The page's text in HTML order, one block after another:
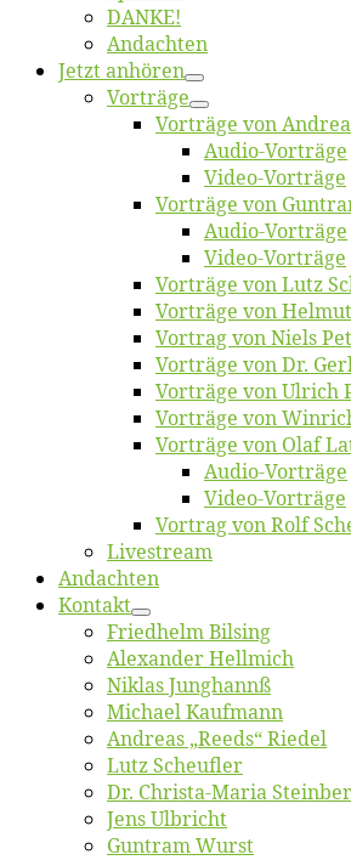
DANKE!
An­dach­ten
Jetzt an­hö­ren
Vor­trä­ge
Vor­trä­ge von
Au­dio-Vor­trä­ge
Vi­deo-Vor­trä­ge
Vor­trä­ge von
Au­dio-Vor­trä­ge
Vi­deo-Vor­trä­ge
Vor­trä­ge von Lutz
Vor­trä­ge von
Vor­trag von Niels
Vor­trä­ge von Dr.
Vor­trä­ge von Ul­rich
Vor­trä­ge von
Vor­trä­ge von Olaf
Au­dio-Vor­trä­ge
Vi­deo-Vor­trä­ge
Vor­trag von Rolf
Live­stream
An­dach­ten
Kon­takt
Fried­helm Bilsing
Alex­an­der Hellmich
Ni­klas Junghannß
Mi­cha­el Kaufmann
An­dre­as „Reeds“ Riedel
Lutz Scheuf­ler
Dr. Chris­­ta-Ma­ria
Jens Ulb­richt
Gun­tram Wurst